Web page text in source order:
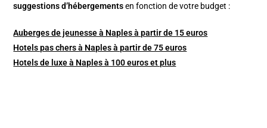
suggestions d’hébergements en fonction de votre budget :
Auberges de jeunesse à Naples à partir de 15 euros
Hotels pas chers à Naples à partir de 75 euros
Hotels de luxe à Naples à 100 euros et plus